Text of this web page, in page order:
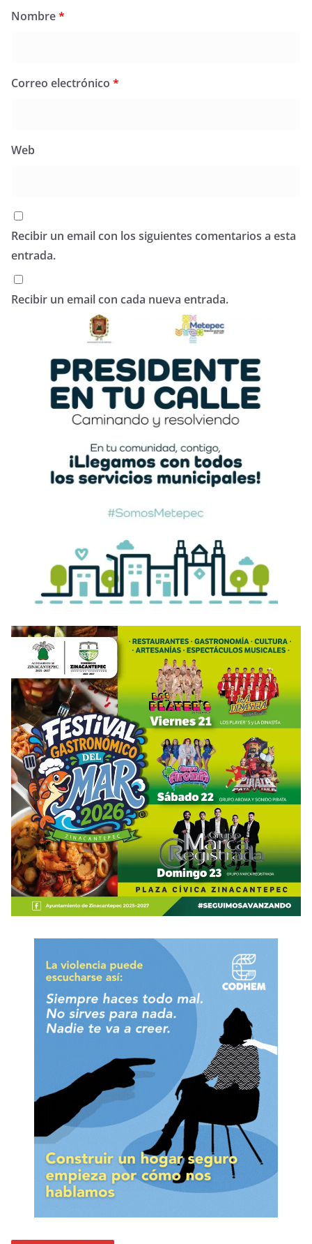
Nombre*
Correo electrónico *
Web
Recibir un email con los siguientes comentarios a esta
entrada.
Recibir un email con cada nueva entrada.